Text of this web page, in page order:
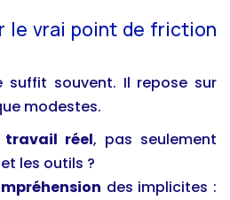
le vrai point de friction
suffit souvent. Il repose sur
modestes.
travail réel, pas seulement
les outils ?
des implicites :